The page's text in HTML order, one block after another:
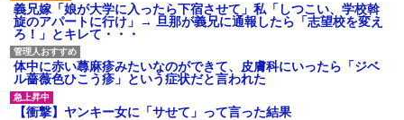
義兄嫁「娘が大学に入ったら下宿させて」私「しつこい、学校斡
旋のアパートに行け」→ 旦那が義兄に通報したら「志望校を変え
ろ！」とキレて・・・
体中に赤い蕁麻疹みたいなのができて、皮膚科にいったら「ジベ
ル薔薇色ひこう疹」という症状だと言われた
【衝撃】ヤンキー女に「サせて」って言った結果